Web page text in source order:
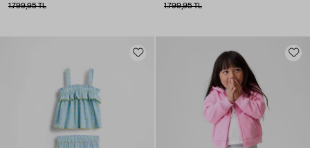
1.799,95 TL 1.799,95 TL